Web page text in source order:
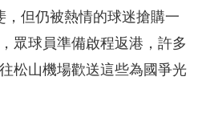
，但仍被熱情的球迷搶購一
眾球員準備啟程返港，許多
松山機場歡送這些為國爭光